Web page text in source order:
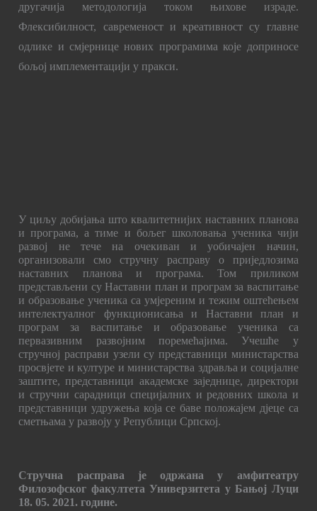
другачија методологија током њихове израде.
Флексибилност, савременост и креативност су главне
одлике и смјернице нових програмима које доприносе
бољој имплементацији у пракси.
У циљу добијања што квалитетнијих наставних планова
и програма, а тиме и бољег школовања ученика чији
развој не тече на очекиван и уобичајен начин,
организовали смо стручну расправу о приједлозима
наставних планова и програма. Том приликом
представљени су Наставни план и програм за васпитање
и образовање ученика са умјереним и тежим оштећењем
интелектуалног функционисања и Наставни план и
програм за васпитање и образовање ученика са
первазивним развојним поремећајима. Учешће у
стручној расправи узели су представници министарства
просвјете и културе и министарства здравља и социјалне
заштите, представници академске заједнице, директори
и стручни сарадници специјалних и редовних школа и
представници удружења која се баве положајем дјеце са
сметњама у развоју у Републици Српској.
Стручна расправа је одржана у амфитеатру
Филозофског факултета Универзитета у Бањој Луци
18. 05. 2021. године.